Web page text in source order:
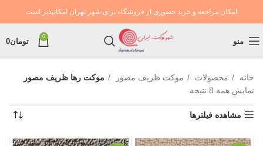
امکان مراجعه و خرید حضوری از فروشگاه برای شهر تهران امکانپذیر است
منو
0
تومان0
خانه محصولات موکت ظریف مصور
موکت رها ظریف مصور
نمایش همه 8 نتیجه
مشاهده فیلترها